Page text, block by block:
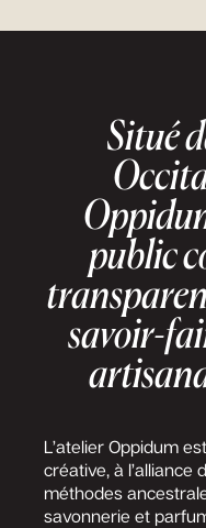
Situé
public
savoir-
L’atelier Oppidum
créative, à l’alliance
méthodes
savonnerie et